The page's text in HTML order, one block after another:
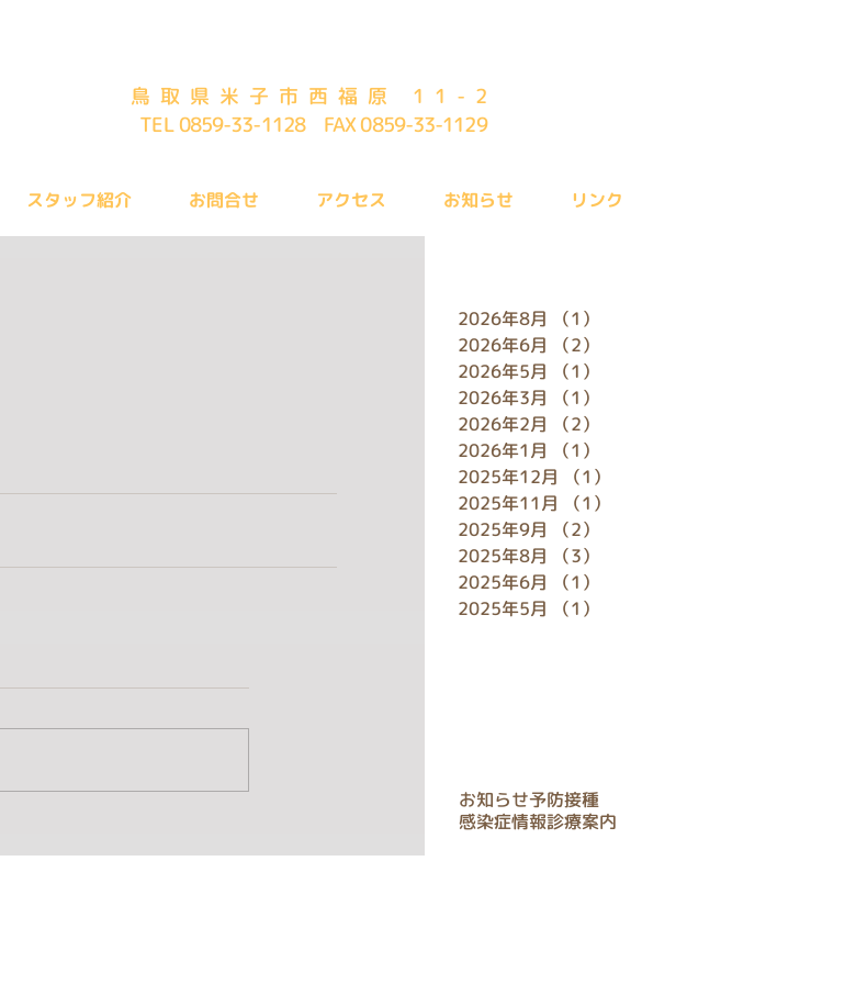
鳥取県米子市西福原 11-2
TEL 0859-33-1128 FAX 0859-33-1129
スタッフ紹介 お問合せ アクセス お知らせ リンク
2026年8月 （1）
2026年6月
（2）
2026年5月
（1）
2026年3月
（1）
2026年2月
（2）
2026年1月
（1）
2025年12月
（1）
2025年11月
（1）
2025年9月
（2）
2025年8月
（3）
2025年6月
（1）
2025年5月
（1）
お知らせ予防接種
感染症情報診療案内